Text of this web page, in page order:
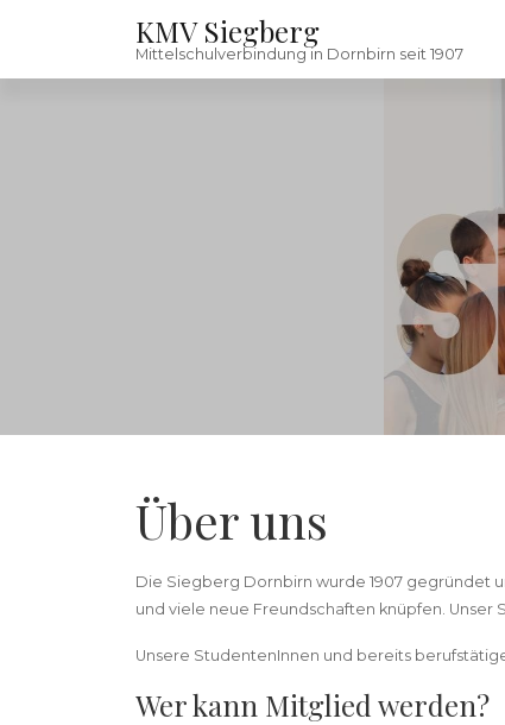
KMV Siegberg
Mittelschulverbindung in Dornbirn seit 1907
Über uns
Die Siegberg Dornbirn wurde 1907 gegründet
und viele neue Freundschaften knüpfen.
Unsere StudentenInnen und bereits
Wer kann Mitglied werden?